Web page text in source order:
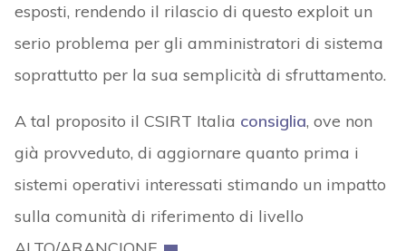
esposti, rendendo il rilascio di questo exploit un
serio problema per gli amministratori di sistema
soprattutto per la sua semplicità di sfruttamento.
A tal proposito il CSIRT Italia consiglia, ove non
già provveduto, di aggiornare quanto prima i
sistemi operativi interessati stimando un impatto
sulla comunità di riferimento di livello